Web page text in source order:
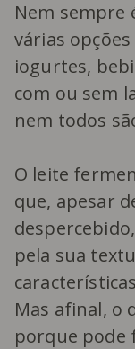
Nem sempre
várias
iogurtes,
com ou sem
nem todos
O leite
que, apesar
pela sua
Mas afinal, o
porque pode